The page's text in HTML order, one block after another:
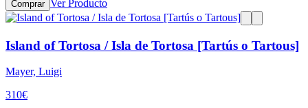
Comprar Ver Producto
Island of Tortosa / Isla de Tortosa [Tartús o Tartous]
Mayer, Luigi
310€